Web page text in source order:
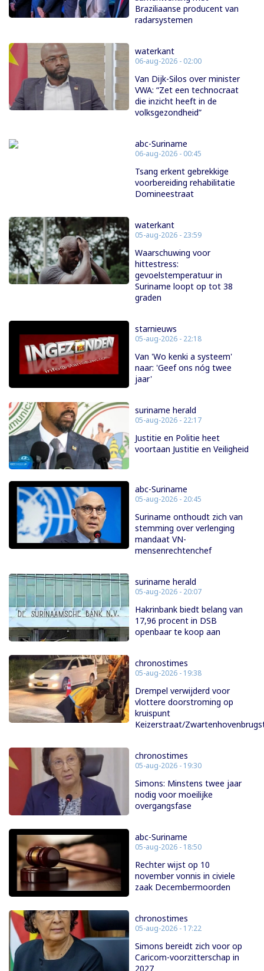
Braziliaanse producent van
radarsystemen
waterkant
06-aug-2026 - 02:00
Van Dijk-Silos over minister
VWA: “Zet een technocraat
die inzicht heeft in de
volksgezondheid”
abc-Suriname
06-aug-2026 - 00:45
Tsang erkent gebrekkige
voorbereiding rehabilitatie
Domineestraat
waterkant
05-aug-2026 - 23:59
Waarschuwing voor
hittestress:
gevoelstemperatuur in
Suriname loopt op tot 38
graden
starnieuws
05-aug-2026 - 22:18
Van 'Wo kenki a systeem'
naar: 'Geef ons nóg twee
jaar'
suriname herald
05-aug-2026 - 22:17
Justitie en Politie heet
voortaan Justitie en Veiligheid
abc-Suriname
05-aug-2026 - 20:45
Suriname onthoudt zich van
stemming over verlenging
mandaat VN-
mensenrechtenchef
suriname herald
05-aug-2026 - 20:07
Hakrinbank biedt belang van
17,96 procent in DSB
openbaar te koop aan
chronostimes
05-aug-2026 - 19:38
Drempel verwijderd voor
vlottere doorstroming op
kruispunt
Keizerstraat/
chronostimes
05-aug-2026 - 19:30
Simons: Minstens twee jaar
nodig voor moeilijke
overgangsfase
abc-Suriname
05-aug-2026 - 18:50
Rechter wijst op 10
november vonnis in civiele
zaak Decembermoorden
chronostimes
05-aug-2026 - 17:22
Simons bereidt zich voor op
Caricom-voorzitterschap in
2027